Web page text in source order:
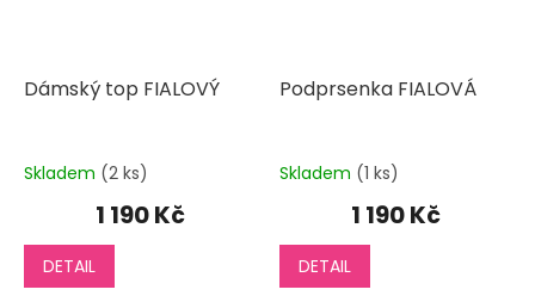
Dámský top FIALOVÝ
Skladem (2 ks)
1 190 Kč
DETAIL
Podprsenka FIALOVÁ
Skladem (1 ks)
1 190 Kč
DETAIL